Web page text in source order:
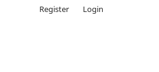
Register Login